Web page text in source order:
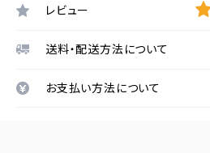
レビュー
送料・配送方法について
お支払い方法について